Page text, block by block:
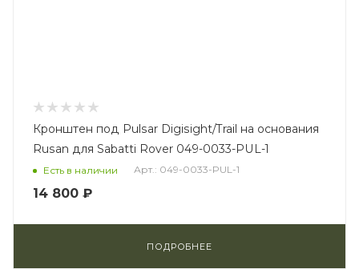
Кронштен под Pulsar Digisight/Trail на основания
Rusan для Sabatti Rover 049-0033-PUL-1
Есть в наличии Арт.: 049-0033-PUL-1
14 800 ₽
ПОДРОБНЕЕ